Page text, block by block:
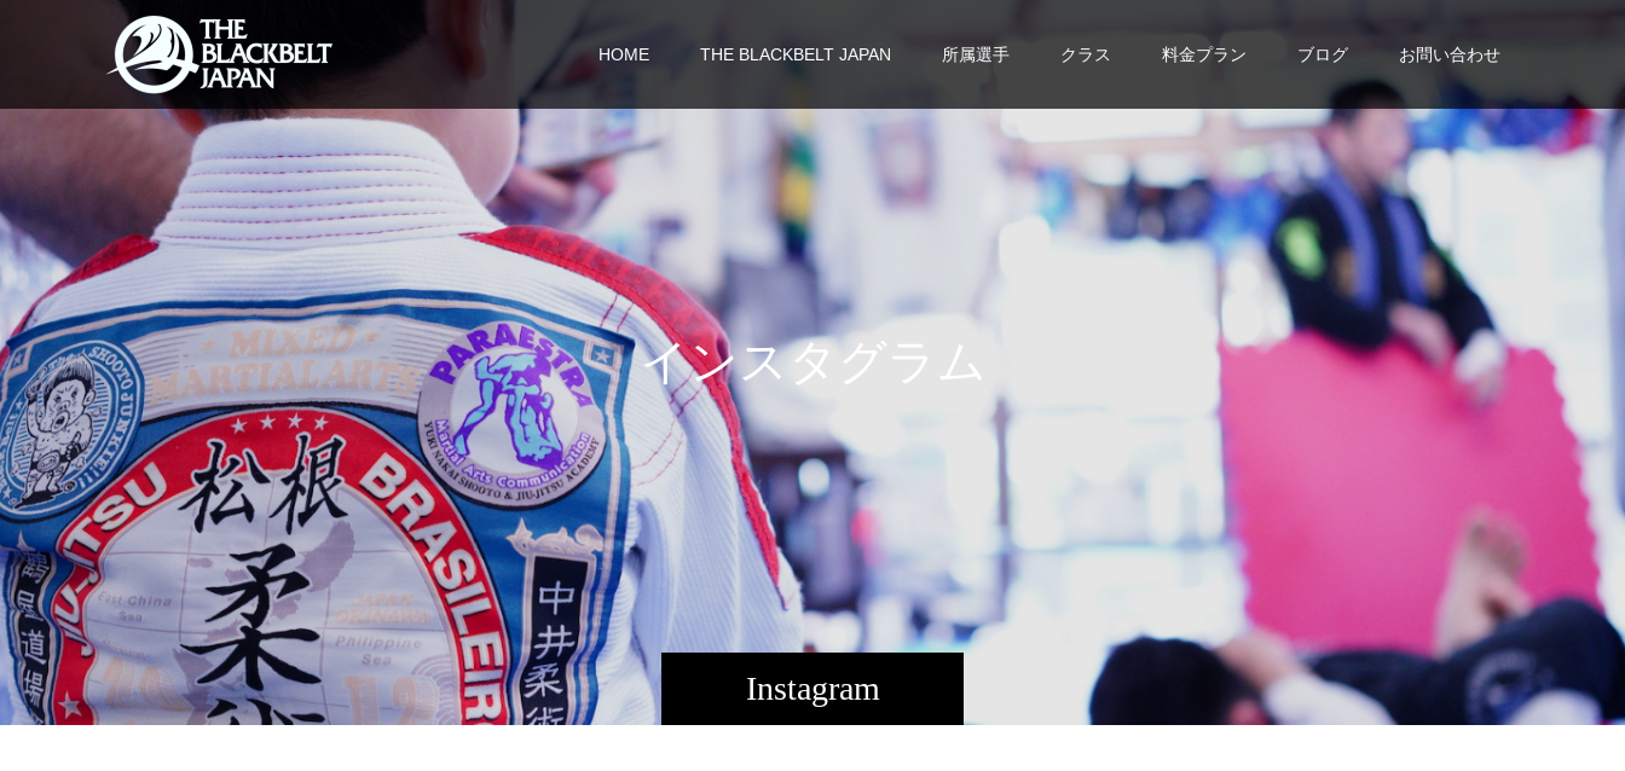
HOME THE BLACKBELT JAPAN 所属選手 クラス 料金プラン ブログ お問い合わせ
Instagram
インスタ グラ ム